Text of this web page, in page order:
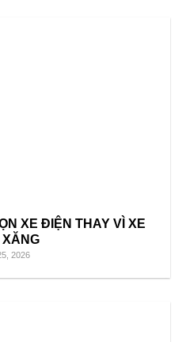
XE ĐIỆN THAY VÌ XE
XĂNG
2026